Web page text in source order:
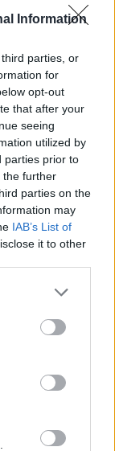
Information
parties, or
for
opt-out
that after your
seeing
utilized by
parties prior to
the further
parties on the
may
IAB’s List of
it to other
studijos
garsaus
arba
svarbaus
jungtųsi